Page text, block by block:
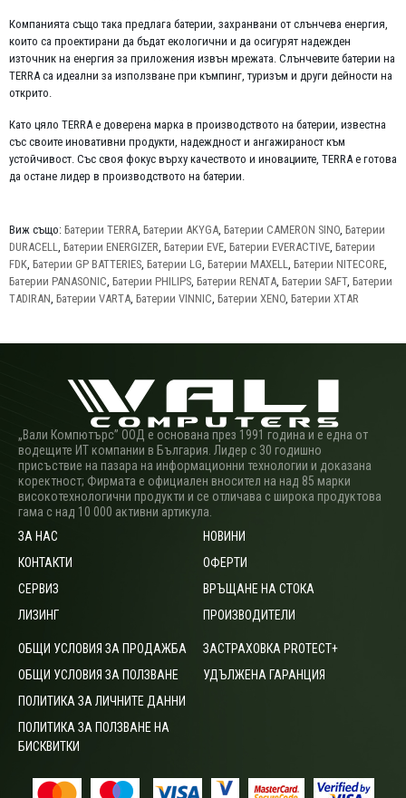
Компанията също така предлага батерии, захранвани от слънчева енергия,
които са проектирани да бъдат екологични и да осигурят надежден
източник на енергия за приложения извън мрежата. Слънчевите батерии на
TERRA са идеални за използване при къмпинг, туризъм и други дейности на
открито.
Като цяло TERRA е доверена марка в производството на батерии, известна
със своите иновативни продукти, надеждност и ангажираност към
устойчивост. Със своя фокус върху качеството и иновациите, TERRA е готова
да остане лидер в производството на батерии.
Виж също: Батерии TERRA, Батерии AKYGA, Батерии CAMERON SINO, Батерии
DURACELL, Батерии ENERGIZER, Батерии EVE, Батерии EVERACTIVE, Батерии
FDK, Батерии GP BATTERIES, Батерии LG, Батерии MAXELL, Батерии NITECORE,
Батерии PANASONIC, Батерии PHILIPS, Батерии RENATA, Батерии SAFT, Батерии
TADIRAN, Батерии VARTA, Батерии VINNIC, Батерии XENO, Батерии XTAR
„Вали Компютърс” ООД е основана през 1991 година и е една от
водещите ИТ компании в България. Лидер с 30 годишно
присъствие на пазара на информационни технологии и доказана
коректност; Фирмата е официален вносител на над 85 марки
високотехнологични продукти и се отличава с широка продуктова
гама с над 10 000 активни артикула.
ЗА НАС
КОНТАКТИ
СЕРВИЗ
ЛИЗИНГ
НОВИНИ
ОФЕРТИ
ВРЪЩАНЕ НА СТОКА
ПРОИЗВОДИТЕЛИ
ОБЩИ УСЛОВИЯ ЗА ПРОДАЖБА
ОБЩИ УСЛОВИЯ ЗА ПОЛЗВАНЕ
ПОЛИТИКА ЗА ЛИЧНИТЕ ДАННИ
ПОЛИТИКА ЗА ПОЛЗВАНЕ НА
БИСКВИТКИ
ЗАСТРАХОВКА PROTECT+
УДЪЛЖЕНА ГАРАНЦИЯ